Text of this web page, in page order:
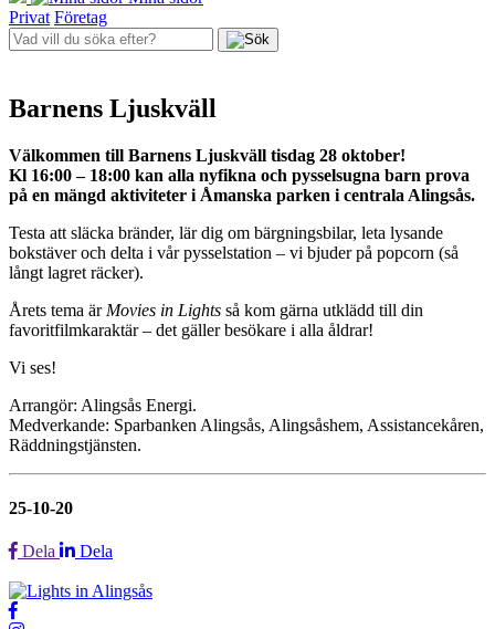
Privat Företag
Barnens Ljuskväll
Välkommen till Barnens Ljuskväll tisdag 28 oktober!
Kl 16:00 – 18:00 kan alla nyfikna och pysselsugna barn prova
på en mängd aktiviteter i Åmanska parken i centrala Alingsås.
Testa att släcka bränder, lär dig om bärgningsbilar, leta lysande
bokstäver och delta i vår pysselstation – vi bjuder på popcorn (så
långt lagret räcker).
Årets tema är Movies in Lights så kom gärna utklädd till din
favoritfilmkaraktär – det gäller besökare i alla åldrar!
Vi ses!
Arrangör: Alingsås Energi.
Medverkande: Sparbanken Alingsås, Alingsåshem, Assistancekåren,
Räddningstjänsten.
25-10-20
Dela Dela